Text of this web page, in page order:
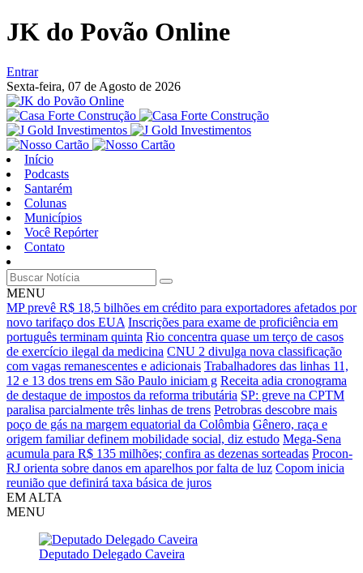
JK do Povão Online
Entrar
Sexta-feira, 07 de Agosto de 2026
Início
Podcasts
Santarém
Colunas
Municípios
Você Repórter
Contato
MENU
MP prevê R$ 18,5 bilhões em crédito para exportadores afetados por
novo tarifaço dos EUA Inscrições para exame de proficiência em
português terminam quinta Rio concentra quase um terço de casos
de exercício ilegal da medicina CNU 2 divulga nova classificação
com vagas remanescentes e adicionais Trabalhadores das linhas 11,
12 e 13 dos trens em São Paulo iniciam g Receita adia cronograma
de destaque de impostos da reforma tributária SP: greve na CPTM
paralisa parcialmente três linhas de trens Petrobras descobre mais
poço de gás na margem equatorial da Colômbia Gênero, raça e
origem familiar definem mobilidade social, diz estudo Mega-Sena
acumula para R$ 135 milhões; confira as dezenas sorteadas Procon-
RJ orienta sobre danos em aparelhos por falta de luz Copom inicia
reunião que definirá taxa básica de juros
EM ALTA
MENU
Deputado Delegado Caveira